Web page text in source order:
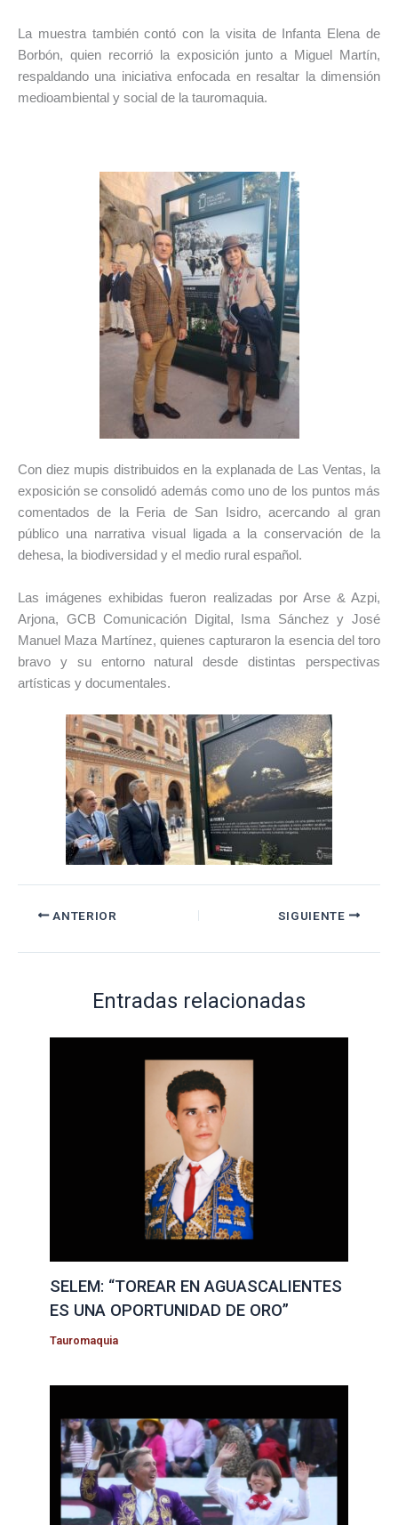
La muestra también contó con la visita de
Infanta Elena de
Borbón, quien recorrió la exposición junto a Miguel Martín,
respaldando una iniciativa enfocada en resaltar la dimensión
medioambiental y social de la tauromaquia.
Con diez mupis distribuidos en la explanada de Las Ventas, la
exposición se consolidó además como uno de los puntos más
comentados de la Feria de San Isidro, acercando al gran
público una narrativa visual ligada a la conservación de la
dehesa, la biodiversidad y el medio rural español.
Las imágenes exhibidas fueron realizadas por Arse & Azpi,
Arjona, GCB Comunicación Digital, Isma Sánchez y José
Manuel Maza Martínez, quienes capturaron la esencia del toro
bravo y su entorno natural desde distintas perspectivas
artísticas y documentales.
ANTERIOR SIGUIENTE
Entradas relacionadas
SELEM: “TOREAR EN AGUASCALIENTES
ES UNA OPORTUNIDAD DE ORO”
Tauromaquia